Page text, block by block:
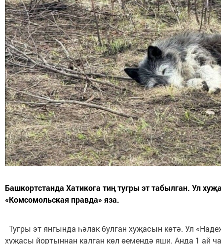
Башкортстанда Хатикога тиң тугры эт табылган. Ул
«Комсомольская правда» яза.
Тугры эт янгында һәлак булган хуҗасын көтә. Ул
хуҗасы йортыннан калган көл өемендә яши. Анда 1 ай